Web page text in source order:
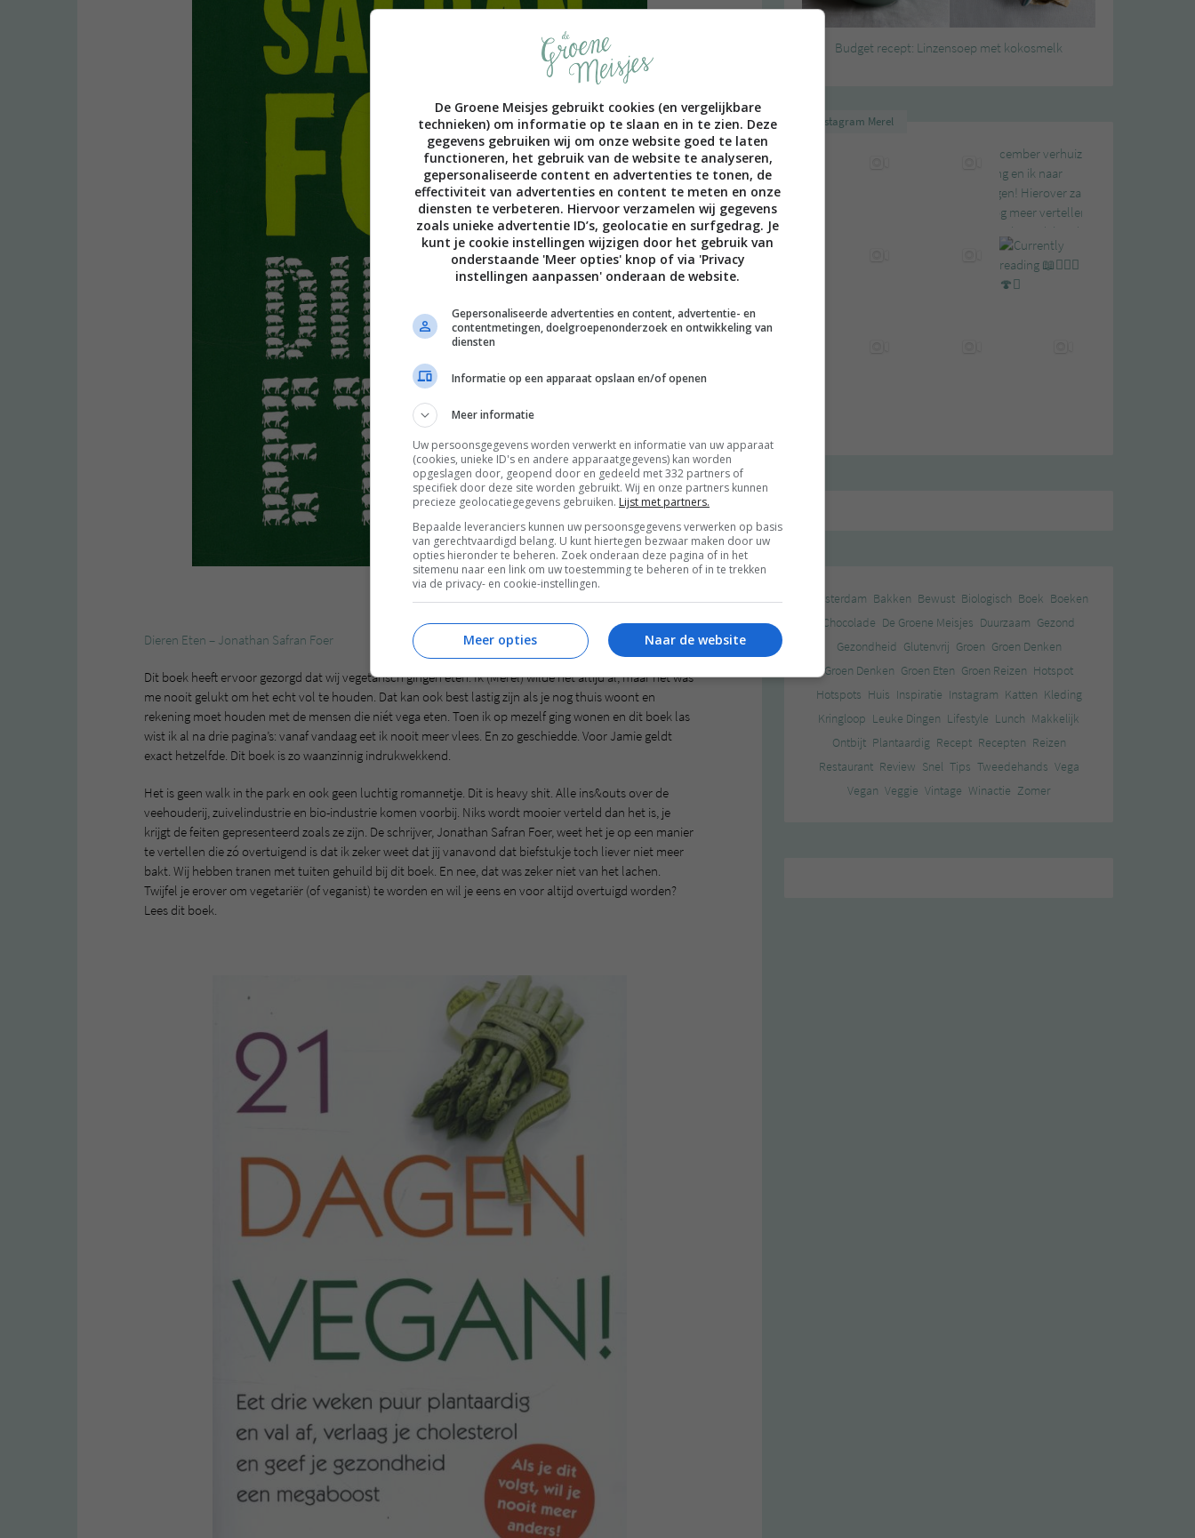
Dieren Eten – Jonathan Safran Foer
Dit boek heeft ervoor gezorgd dat wij vegetarisch gingen eten. Ik (Merel) wilde het altijd al, maar het was
me nooit gelukt om het echt vol te houden. Dat kan ook best lastig zijn als je nog thuis woont en
rekening moet houden met de mensen die niét vega eten. Toen ik op mezelf ging wonen en dit boek las
wist ik al na drie pagina’s: vanaf vandaag eet ik nooit meer vlees. En zo geschiedde. Voor Jamie geldt
exact hetzelfde. Dit boek is zo waanzinnig indrukwekkend.
Het is geen walk in the park en ook geen luchtig romannetje. Dit is heavy shit. Alle ins&outs over de
veehouderij, zuivelindustrie en bio-industrie komen voorbij. Niks wordt mooier verteld dan het is, je
krijgt de feiten gepresenteerd zoals ze zijn. De schrijver, Jonathan Safran Foer, weet het je op een manier
te vertellen die zó overtuigend is dat ik zeker weet dat jij vanavond dat biefstukje toch liever niet meer
bakt. Wij hebben tranen met tuiten gehuild bij dit boek. En nee, dat was zeker niet van het lachen.
Twijfel je erover om vegetariër (of veganist) te worden en wil je eens en voor altijd overtuigd worden?
Lees dit boek.
Budget recept: Linzensoep met kokosmelk
Instagram Merel
Amsterdam Bakken Bewust Biologisch Boek Boeken
Chocolade De Groene Meisjes Duurzaam Gezond
Gezondheid Glutenvrij Groen Groen Denken
Groen Denken Groen Eten Groen Reizen Hotspot
Hotspots Huis Inspiratie Instagram Katten Kleding
Kringloop Leuke Dingen Lifestyle Lunch Makkelijk
Ontbijt Plantaardig Recept Recepten Reizen
Restaurant Review Snel Tips Tweedehands Vega
Vegan Veggie Vintage Winactie Zomer
De Groene Meisjes gebruikt cookies (en vergelijkbare
technieken) om informatie op te slaan en in te zien. Deze
gegevens gebruiken wij om onze website goed te laten
functioneren, het gebruik van de website te analyseren,
gepersonaliseerde content en advertenties te tonen, de
effectiviteit van advertenties en content te meten en onze
diensten te verbeteren. Hiervoor verzamelen wij gegevens
zoals unieke advertentie ID’s, geolocatie en surfgedrag. Je
kunt je cookie instellingen wijzigen door het gebruik van
onderstaande 'Meer opties' knop of via 'Privacy
instellingen aanpassen' onderaan de website.
Gepersonaliseerde advertenties en content, advertentie- en
contentmetingen, doelgroepenonderzoek en ontwikkeling van
diensten
Informatie op een apparaat opslaan en/of openen
Meer informatie
Uw persoonsgegevens worden verwerkt en informatie van uw apparaat
(cookies, unieke ID's en andere apparaatgegevens) kan worden
opgeslagen door, geopend door en gedeeld met 332 partners of
specifiek door deze site worden gebruikt. Wij en onze partners kunnen
precieze geolocatiegegevens gebruiken. Lijst met partners.
Bepaalde leveranciers kunnen uw persoonsgegevens verwerken op basis
van gerechtvaardigd belang. U kunt hiertegen bezwaar maken door uw
opties hieronder te beheren. Zoek onderaan deze pagina of in het
sitemenu naar een link om uw toestemming te beheren of in te trekken
via de privacy- en cookie-instellingen.
Naar de website
Meer opties